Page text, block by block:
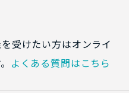
受けたい方はオンライ
よくある質問はこちら